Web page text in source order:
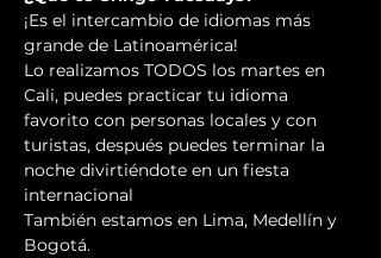
¡Es el intercambio de idiomas más
grande de Latinoamérica!
Lo realizamos TODOS los martes en
Cali, puedes practicar tu idioma
favorito con personas locales y con
turistas, después puedes terminar la
noche divirtiéndote en un fiesta
internacional
También estamos en Lima, Medellín y
Bogotá.